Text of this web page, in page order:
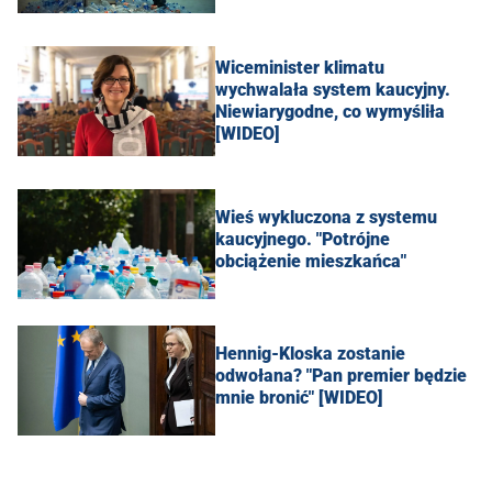
Wiceminister klimatu
wychwalała system kaucyjny.
Niewiarygodne, co wymyśliła
[WIDEO]
Wieś wykluczona z systemu
kaucyjnego. "Potrójne
obciążenie mieszkańca"
Hennig-Kloska zostanie
odwołana? "Pan premier będzie
mnie bronić" [WIDEO]